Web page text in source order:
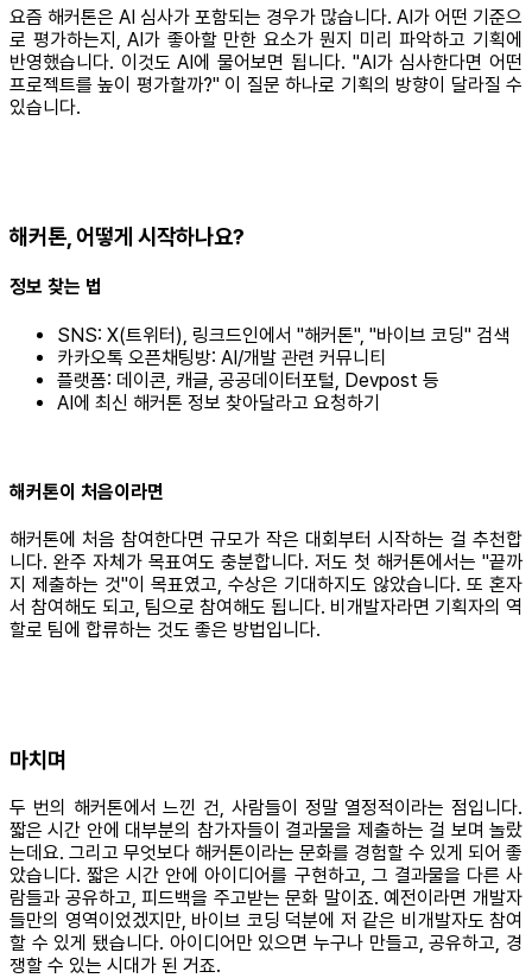
요즘 해커톤은 AI 심사가 포함되는 경우가 많습니다. AI가 어떤 기준으
로 평가하는지, AI가 좋아할 만한 요소가 뭔지 미리 파악하고 기획에
반영했습니다. 이것도 AI에 물어보면 됩니다. "AI가 심사한다면 어떤
프로젝트를 높이 평가할까?" 이 질문 하나로 기획의 방향이 달라질 수
있습니다.
해커톤, 어떻게 시작하나요?
정보 찾는 법
SNS: X(트위터), 링크드인에서 "해커톤", "바이브 코딩" 검색
카카오톡 오픈채팅방: AI/개발 관련 커뮤니티
플랫폼: 데이콘, 캐글, 공공데이터포털, Devpost 등
AI에 최신 해커톤 정보 찾아달라고 요청하기
해커톤이 처음이라면
해커톤에 처음 참여한다면 규모가 작은 대회부터 시작하는 걸 추천합
니다. 완주 자체가 목표여도 충분합니다. 저도 첫 해커톤에서는 "끝까
지 제출하는 것"이 목표였고, 수상은 기대하지도 않았습니다. 또 혼자
서 참여해도 되고, 팀으로 참여해도 됩니다. 비개발자라면 기획자의 역
할로 팀에 합류하는 것도 좋은 방법입니다.
마치며
두 번의 해커톤에서 느낀 건, 사람들이 정말 열정적이라는 점입니다.
짧은 시간 안에 대부분의 참가자들이 결과물을 제출하는 걸 보며 놀랐
는데요. 그리고 무엇보다 해커톤이라는 문화를 경험할 수 있게 되어 좋
았습니다. 짧은 시간 안에 아이디어를 구현하고, 그 결과물을 다른 사
람들과 공유하고, 피드백을 주고받는 문화 말이죠. 예전이라면 개발자
들만의 영역이었겠지만, 바이브 코딩 덕분에 저 같은 비개발자도 참여
할 수 있게 됐습니다. 아이디어만 있으면 누구나 만들고, 공유하고, 경
쟁할 수 있는 시대가 된 거죠.